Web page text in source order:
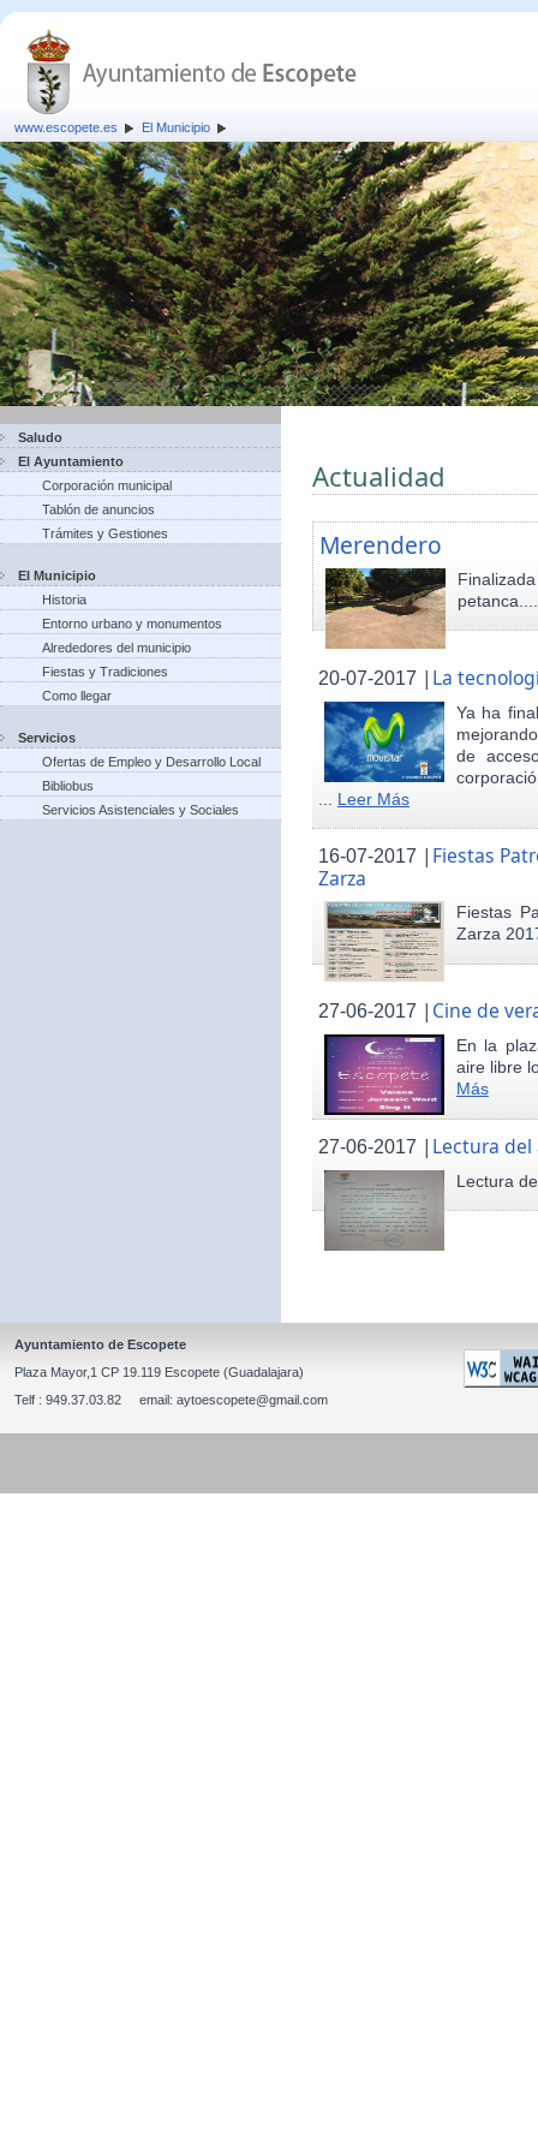
www.escopete.es El Municipio
Saludo
El Ayuntamiento
Corporación municipal
Tablón de anuncios
Trámites y Gestiones
El Municipio
Historia
Entorno urbano y monumentos
Alrededores del municipio
Fiestas y Tradiciones
Como llegar
Servicios
Ofertas de Empleo y Desarrollo Local
Bibliobus
Servicios Asistenciales y Sociales
Actualidad
Merendero
20-07-2017 | La
Ya ha
de
Leer Más
16-07-2017 | Fiestas
Zarza
Fiestas
Zarza
27-06-2017 | Cine de
En la
aire libre
Más
27-06-2017 | Lectura del
Lectura
Ayuntamiento de Escopete
Plaza Mayor,1 CP 19.119 Escopete (Guadalajara)
Telf : 949.37.03.82 email: aytoescopete@gmail.com